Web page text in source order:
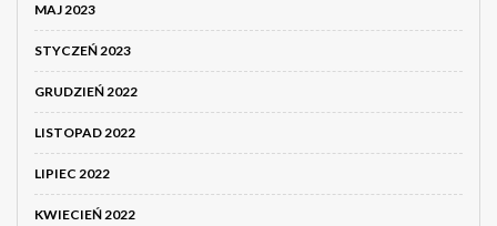
MAJ 2023
STYCZEŃ 2023
GRUDZIEŃ 2022
LISTOPAD 2022
LIPIEC 2022
KWIECIEŃ 2022